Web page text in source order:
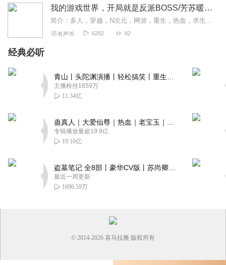
我的游戏世界，开局就是反派BOSS/芳苏暖语演播[多人有声}小说/穿越
简介：多人，穿越，N次元，网游，重生，热血，求生，副本，异界讲述了打工人李维穿越成为游戏《诸神黄昏》中最终反派BOSS魔王巴尔后的传奇故事。李维刚...
有声书 6292 82
经典必听
主播粉丝1659万
11.34亿
专辑播放量超19.9亿
19.10亿
最近一周更新
1696.59万
© 2014-2026 喜马拉雅 版权所有